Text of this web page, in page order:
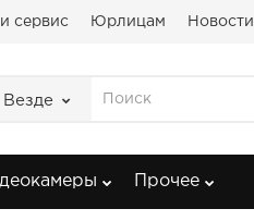
и сервис Юрлицам Новости
Везде
Прочее